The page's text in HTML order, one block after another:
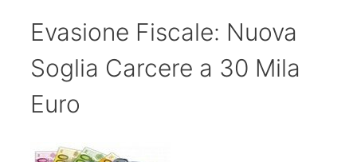
Evasione Fiscale: Nuova
Soglia Carcere a 30 Mila
Euro